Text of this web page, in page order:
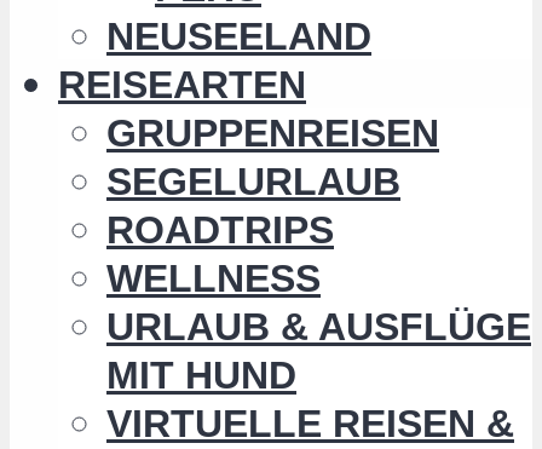
NEUSEELAND
REISEARTEN
GRUPPENREISEN
SEGELURLAUB
ROADTRIPS
WELLNESS
URLAUB & AUSFLÜGE
MIT HUND
VIRTUELLE REISEN &